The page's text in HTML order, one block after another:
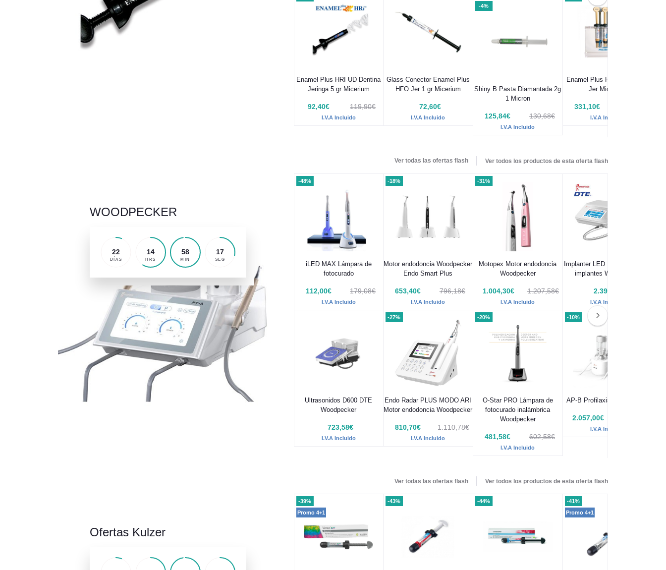
Enamel Plus HRI UD Dentina
Jeringa 5 gr Micerium
92,40€ 119,90€
I.V.A Incluido
Glass Conector Enamel Plus
HFO Jer 1 gr Micerium
72,60€
I.V.A Incluido
-4%
Shiny B Pasta Diamantada 2g
1 Micron
125,84€ 130,68€
I.V.A Incluido
Enamel Plus HFO Trial Kit 7
Jer Micerium
331,10€
I.V.A Incluido
Ver todas las ofertas flash Ver todos los productos de esta oferta flash
WOODPECKER
22
DÍAS
14
HRS
58
MIN
15
SEG
-48%
iLED MAX Lámpara de
fotocurado
112,00€ 179,08€
I.V.A Incluido
Ultrasonidos D600 DTE
Woodpecker
723,58€
I.V.A Incluido
-18%
Motor endodoncia Woodpecker
Endo Smart Plus
653,40€ 796,18€
I.V.A Incluido
-27%
Endo Radar PLUS MODO ARI
Motor endodoncia Woodpecker
810,70€ 1.110,78€
I.V.A Incluido
-31%
Motopex Motor endodoncia
Woodpecker
1.004,30€ 1.207,58€
I.V.A Incluido
-20%
O-Star PRO Lámpara de
fotocurado inalámbrica
Woodpecker
481,58€ 602,58€
I.V.A Incluido
Implanter LED PLUS Motor de
implantes Woodpecker
2.395,80€
I.V.A Incluido
-10%
AP-B Profilaxis Woodpecker
2.057,00€
I.V.A Incluido
Ver todas las ofertas flash Ver todos los productos de esta oferta flash
Ofertas Kulzer
-39%
Promo 4+1
-43% -44%
-41%
Promo 4+1